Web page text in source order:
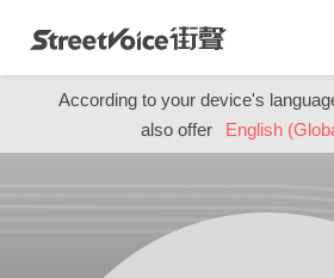
According to your device's
also offer
English